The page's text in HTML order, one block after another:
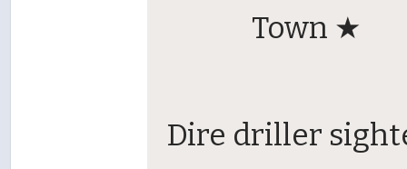
Town ★
Dire driller